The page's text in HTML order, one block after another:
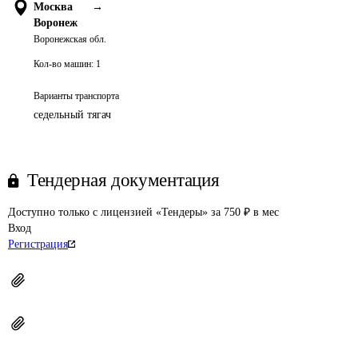
Москва
→
Воронеж
Воронежская обл.
Кол-во машин: 1
Варианты транспорта
седельный тягач
Тендерная документация
Доступно только с лицензией «Тендеры» за 750 ₽ в мес
Вход
Регистрация